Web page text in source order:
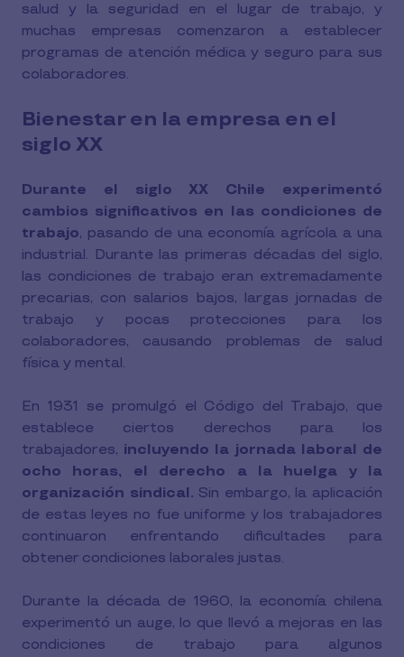
salud y la seguridad en el lugar de trabajo, y
muchas empresas comenzaron a establecer
programas de atención médica y seguro para sus
colaboradores.
Bienestar en la empresa en el
siglo XX
Durante el siglo XX Chile experimentó
cambios significativos en las condiciones de
trabajo, pasando de una economía agrícola a una
industrial. Durante las primeras décadas del siglo,
las condiciones de trabajo eran extremadamente
precarias, con salarios bajos, largas jornadas de
trabajo y pocas protecciones para los
colaboradores, causando problemas de salud
física y mental.
En 1931 se promulgó el Código del Trabajo, que
establece ciertos derechos para los
trabajadores, incluyendo la jornada laboral de
ocho horas, el derecho a la huelga y la
organización sindical. Sin embargo, la aplicación
de estas leyes no fue uniforme y los trabajadores
continuaron enfrentando dificultades para
obtener condiciones laborales justas.
Durante la década de 1960, la economía chilena
experimentó un auge, lo que llevó a mejoras en las
condiciones de trabajo para algunos